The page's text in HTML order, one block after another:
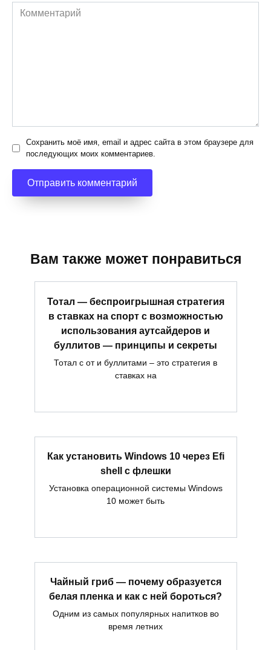
Комментарий
Сохранить моё имя, email и адрес сайта в этом браузере для
последующих моих комментариев.
Вам также может понравиться
Тотал — беспроигрышная стратегия
в ставках на спорт с возможностью
использования аутсайдеров и
буллитов — принципы и секреты
Тотал с от и буллитами – это стратегия в
ставках на
Как установить Windows 10 через Efi
shell с флешки
Установка операционной системы Windows
10 может быть
Чайный гриб — почему образуется
белая пленка и как с ней бороться?
Одним из самых популярных напитков во
время летних